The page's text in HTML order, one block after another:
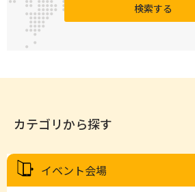
検索する
カテゴリから探す
イベント会場